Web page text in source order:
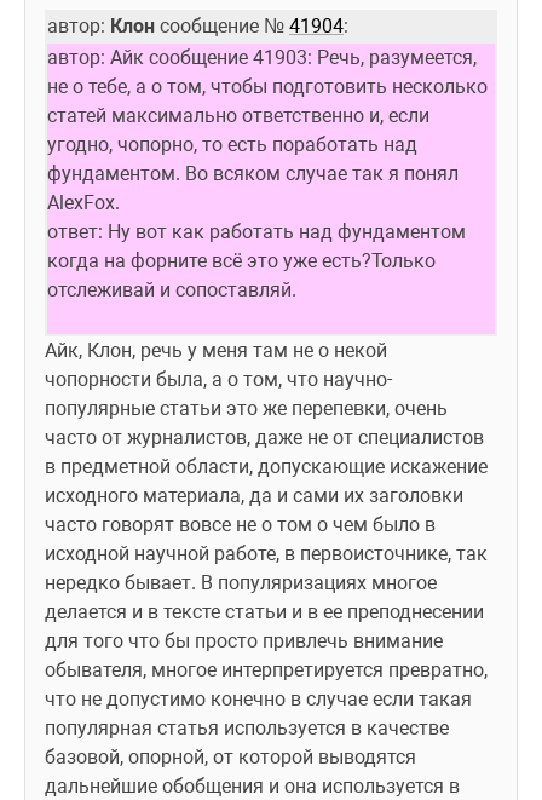
автор: Клон сообщение № 41904:
автор: Айк сообщение 41903: Речь, разумеется,
не о тебе, а о том, чтобы подготовить несколько
статей максимально ответственно и, если
угодно, чопорно, то есть поработать над
фундаментом. Во всяком случае так я понял
AlexFox.
ответ: Ну вот как работать над фундаментом
когда на форните всё это уже есть?Только
отслеживай и сопоставляй.
Айк, Клон, речь у меня там не о некой
чопорности была, а о том, что научно-
популярные статьи это же перепевки, очень
часто от журналистов, даже не от специалистов
в предметной области, допускающие искажение
исходного материала, да и сами их заголовки
часто говорят вовсе не о том о чем было в
исходной научной работе, в первоисточнике, так
нередко бывает. В популяризациях многое
делается и в тексте статьи и в ее преподнесении
для того что бы просто привлечь внимание
обывателя, многое интерпретируется превратно,
что не допустимо конечно в случае если такая
популярная статья используется в качестве
базовой, опорной, от которой выводятся
дальнейшие обобщения и она используется в